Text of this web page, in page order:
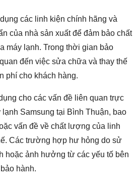
các linh kiện chính hãng và
của nhà sản xuất để đảm bảo chất
máy lạnh. Trong thời gian bảo
đến việc sửa chữa và thay thế
phí cho khách hàng.
cho các vấn đề liên quan trực
lạnh Samsung tại Bình Thuận, bao
vấn đề về chất lượng của linh
Các trường hợp hư hỏng do sử
hoặc ảnh hưởng từ các yếu tố bên
hành.